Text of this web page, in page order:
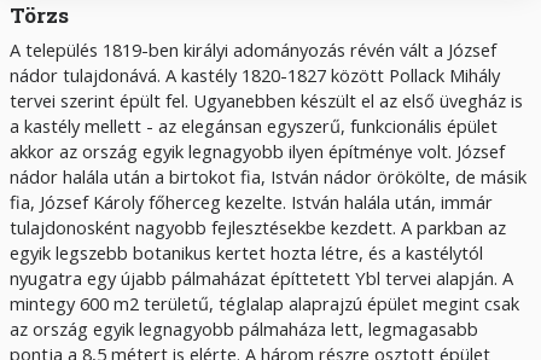
Törzs
A település 1819-ben királyi adományozás révén vált a József
nádor tulajdonává. A kastély 1820-1827 között Pollack Mihály
tervei szerint épült fel. Ugyanebben készült el az első üvegház is
a kastély mellett - az elegánsan egyszerű, funkcionális épület
akkor az ország egyik legnagyobb ilyen építménye volt. József
nádor halála után a birtokot fia, István nádor örökölte, de másik
fia, József Károly főherceg kezelte. István halála után, immár
tulajdonosként nagyobb fejlesztésekbe kezdett. A parkban az
egyik legszebb botanikus kertet hozta létre, és a kastélytól
nyugatra egy újabb pálmaházat építtetett Ybl tervei alapján. A
mintegy 600 m2 területű, téglalap alaprajzú épület megint csak
az ország egyik legnagyobb pálmaháza lett, legmagasabb
pontja a 8,5 métert is elérte. A három részre osztott épület